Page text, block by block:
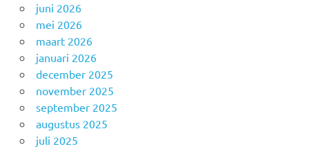
juni 2026
mei 2026
maart 2026
januari 2026
december 2025
november 2025
september 2025
augustus 2025
juli 2025